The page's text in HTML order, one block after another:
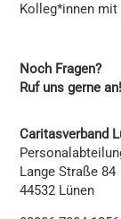
Kolleg*innen mit
Noch Fragen?
Ruf uns gerne an!
Caritasverband
Lange Straße 84
44532 Lünen